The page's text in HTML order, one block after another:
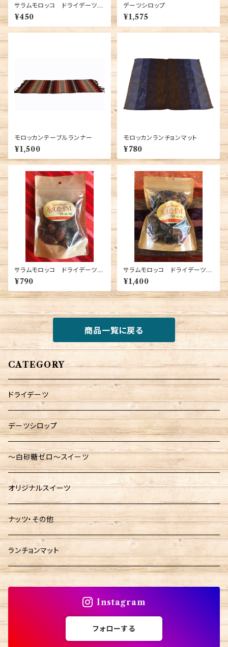
サラムモロッコ ドライデーツ：1
00ｇ
¥450
デーツシロップ
¥1,575
モロッカンテーブルランナー
¥1,500
モロッカンランチョンマット
¥780
サラムモロッコ ドライデーツ：2
00ｇ
¥790
サラムモロッコ ドライデーツ：5
00ｇ
¥1,400
商品一覧に戻る
CATEGORY
ドライデーツ
デーツシロップ
～白砂糖ゼロ～スイーツ
オリジナルスイーツ
ナッツ・その他
ランチョンマット
Instagram
フォローする